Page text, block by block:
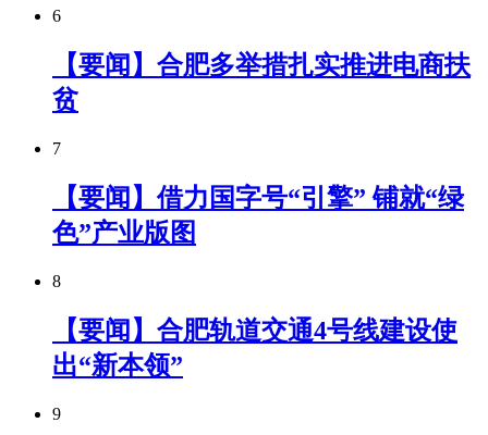
6
【要闻】合肥多举措扎实推进电商扶
贫
7
【要闻】借力国字号“引擎” 铺就“绿
色”产业版图
8
【要闻】合肥轨道交通4号线建设使
出“新本领”
9